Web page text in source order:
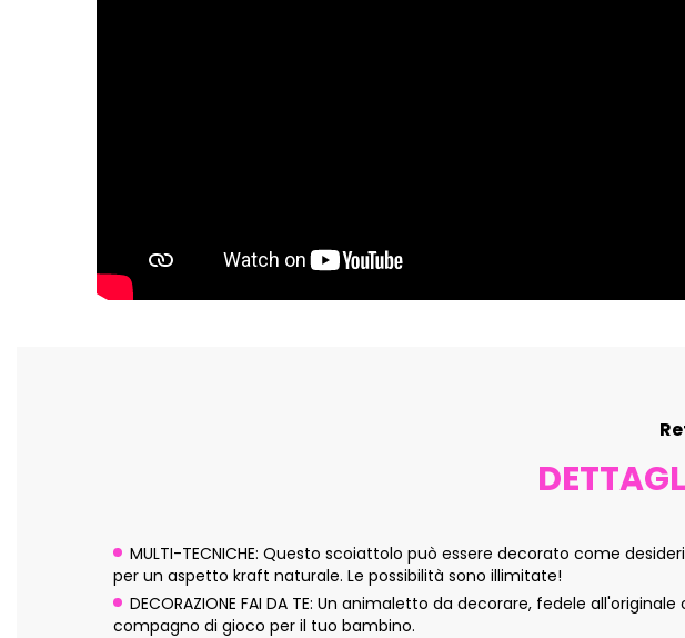
MULTI-TECNICHE: Questo scoiattolo può essere decorato come
per un aspetto kraft naturale. Le possibilità sono illimitate!
DECORAZIONE FAI DA TE: Un animaletto da decorare, fedele
compagno di gioco per il tuo bambino.